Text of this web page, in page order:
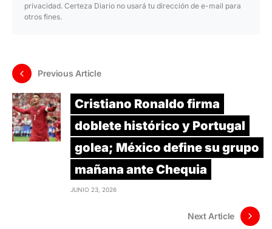
privacidad. Certeza Diario no usará tu dirección de e-mail para
otros fines.
Previous Article
Cristiano Ronaldo firma
doblete histórico y Portugal
golea; México define su grupo
mañana ante Chequia
JUNIO 23, 2026
Next Article